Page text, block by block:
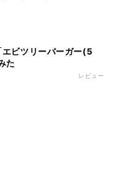
エビツリーバーガー(5
た
レビュー